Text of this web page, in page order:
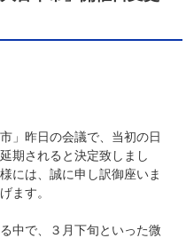
」昨日の会議で、当初の日
期されると決定致しまし
には、誠に申し訳御座いま
ます。
中で、３月下旬といった微